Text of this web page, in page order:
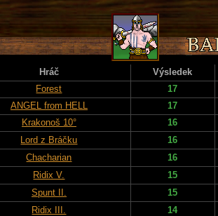
Hráč
Výsledek
Forest
17
ANGEL from HELL
17
Krakonoš 10°
16
Lord z Bráčku
16
Chacharian
16
Ridix V.
15
Spunt II.
15
Ridix III.
14